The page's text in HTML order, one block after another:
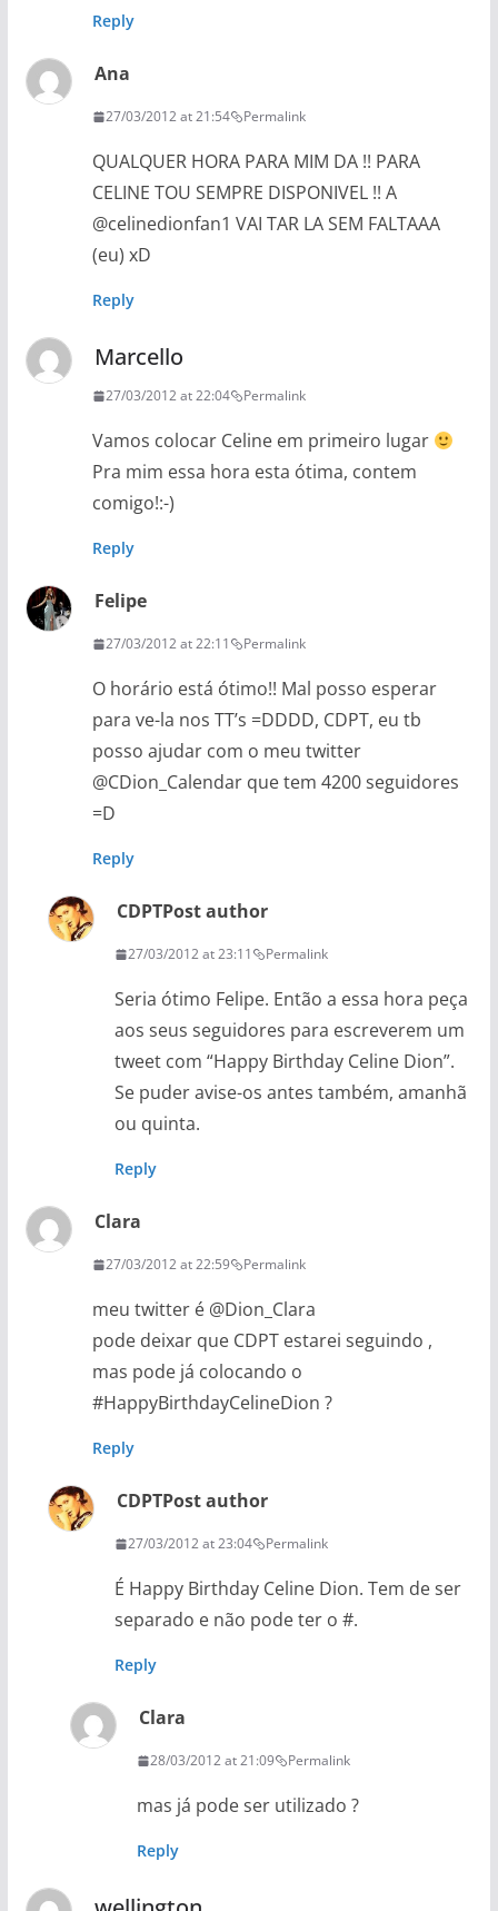
Reply
Ana
27/03/2012 at 21:54 Permalink
QUALQUER HORA PARA MIM DA !! PARA
CELINE TOU SEMPRE DISPONIVEL !! A
@celinedionfan1 VAI TAR LA SEM FALTAAA
(eu) xD
Reply
Marcello
27/03/2012 at 22:04 Permalink
Vamos colocar Celine em primeiro lugar
Pra mim essa hora esta ótima, contem
comigo!:-)
Reply
Felipe
27/03/2012 at 22:11 Permalink
O horário está ótimo!! Mal posso esperar
para ve-la nos TT’s =DDDD, CDPT, eu tb
posso ajudar com o meu twitter
@CDion_Calendar que tem 4200 seguidores
=D
Reply
CDPTPost author
27/03/2012 at 23:11 Permalink
Seria ótimo Felipe. Então a essa hora peça
aos seus seguidores para escreverem um
tweet com “Happy Birthday Celine Dion”.
Se puder avise-os antes também, amanhã
ou quinta.
Reply
Clara
27/03/2012 at 22:59 Permalink
meu twitter é @Dion_Clara
pode deixar que CDPT estarei seguindo ,
mas pode já colocando o
#HappyBirthdayCelineDion ?
Reply
CDPTPost author
27/03/2012 at 23:04 Permalink
É Happy Birthday Celine Dion. Tem de ser
separado e não pode ter o #.
Reply
Clara
28/03/2012 at 21:09 Permalink
mas já pode ser utilizado ?
Reply